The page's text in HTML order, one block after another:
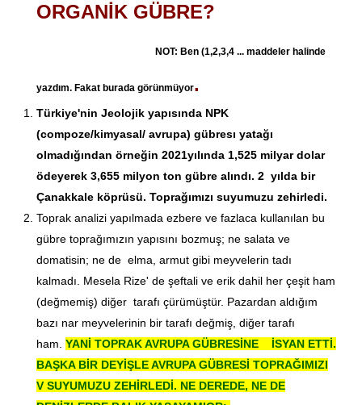
ORGANİK GÜBRE?
NOT: Ben (1,2,3,4 ... maddeler halinde
yazdım. Fakat burada görünmüyor.
Türkiye'nin Jeolojik yapısında NPK
(compoze/kimyasal/ avrupa) gübresı yatağı
olmadığından örneğin 2021yılında 1,525 milyar dolar
ödeyerek 3,655 milyon ton gübre alındı. 2 yılda bir
Çanakkale köprüsü. Toprağımızı suyumuzu zehirledi.
Toprak analizi yapılmada ezbere ve fazlaca kullanılan bu
gübre toprağımızın yapısını bozmuş; ne salata ve
domatisin; ne de elma, armut gibi meyvelerin tadı
kalmadı. Mesela Rize' de şeftali ve erik dahil her çeşit ham
(değmemiş) diğer tarafı çürümüştür. Pazardan aldığım
bazı nar meyvelerinin bir tarafı değmiş, diğer tarafı
ham. YANİ TOPRAK AVRUPA GÜBRESİNE İSYAN ETTİ.
BAŞKA BİR DEYİŞLE AVRUPA GÜBRESİ TOPRAĞIMIZI
V SUYUMUZU ZEHİRLEDİ. NE DEREDE, NE DE